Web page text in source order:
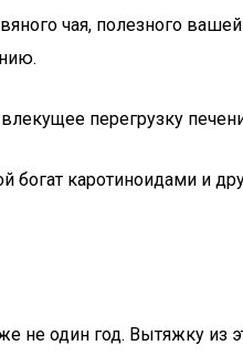
чая, полезного
влекущее перегрузку
богат каротиноидами и
не один год. Вытяжку из